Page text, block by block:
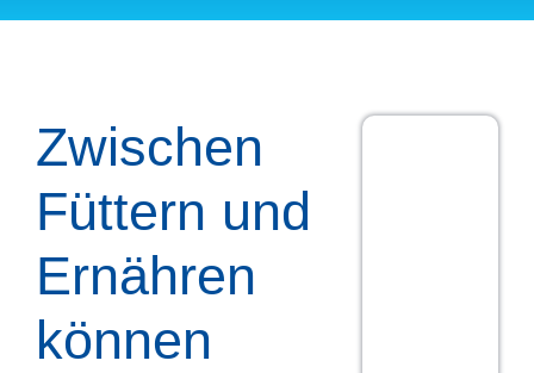
Zwischen
Füttern und
Ernähren
können